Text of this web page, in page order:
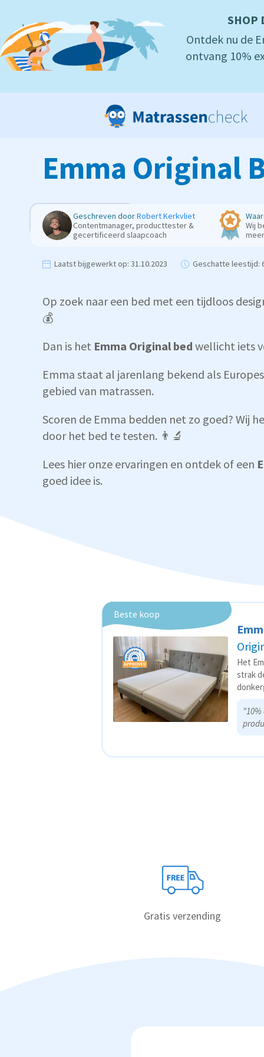
SHOP
Ontdek nu de
ontvang 10%
Emma Original
Geschreven doorRobert Kerkvliet
Contentmanager, producttester &
gecertificeerd slaapcoach
Wij
Laatst bijgewerkt op: 31.10.2023 Geschatte leestijd:
Op zoek naar een bed met een tijdloos
💰
Dan is het Emma Original bed wellicht iets
Emma staat al jarenlang bekend als
gebied van matrassen.
Scoren de Emma bedden net zo goed? Wij
door het bed te testen. 👨‍🔬
Lees hier onze ervaringen en ontdek of een
goed idee is.
Beste koop
Het
strak
Gratis verzending